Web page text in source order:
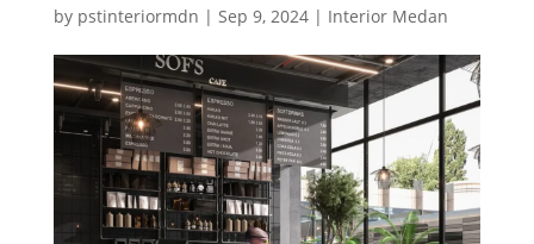
by pstinteriormdn | Sep 9, 2024| Interior Medan